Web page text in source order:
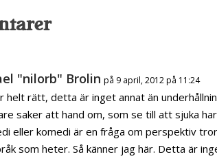
"nilorb" Brolin på 9 april, 2012 på 11:24
helt rätt, detta är inget annat än
saker att hand om, som se till att sjuka
eller komedi är en fråga om perspektiv
som heter. Så känner jag här. Detta är